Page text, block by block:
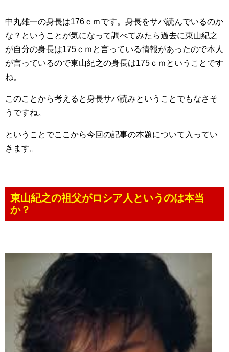
中丸雄一の身長は176ｃｍです。身長をサバ読んでいるのか
な？ということが気になって調べてみたら過去に東山紀之
が自分の身長は175ｃｍと言っている情報があったので本人
が言っているので東山紀之の身長は175ｃｍということです
ね。
このことから考えると身長サバ読みということでもなさそ
うですね。
ということでここから今回の記事の本題について入ってい
きます。
東山紀之の祖父がロシア人というのは本当
か？